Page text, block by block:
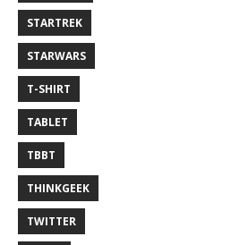
STARTREK
STARWARS
T-SHIRT
TABLET
TBBT
THINKGEEK
TWITTER